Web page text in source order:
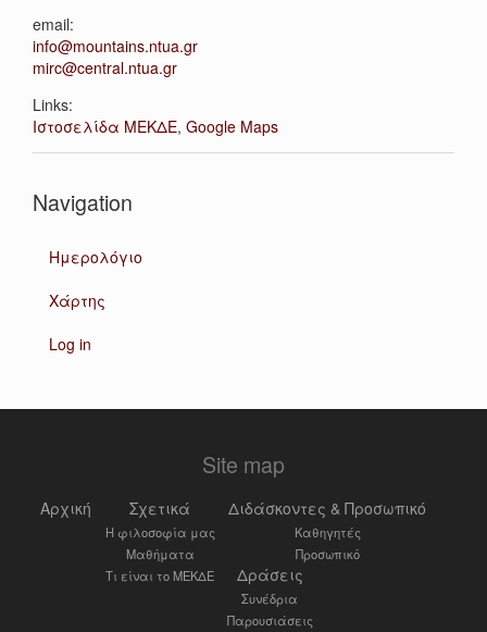
email:
info@mountains.ntua.gr
mirc@central.ntua.gr
Links:
Ιστοσελίδα ΜΕΚΔΕ, Google Maps
Navigation
Ημερολόγιο
Χάρτης
Log in
Site map
Αρχική Σχετικά
Η φιλοσοφία μας
Μαθήματα
Τι είναι το ΜΕΚΔΕ
Διδάσκοντες & Προσωπικό
Καθηγητές
Προσωπικό
Δράσεις
Συνέδρια
Παρουσιάσεις